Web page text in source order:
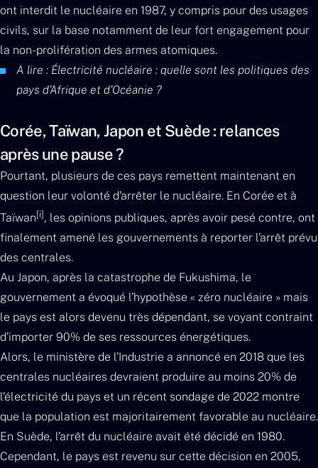
ont interdit le nucléaire en 1987, y compris pour des usages
civils, sur la base notamment de leur fort engagement pour
la non-prolifération des armes atomiques.
A lire : Électricité nucléaire : quelle sont les politiques des
pays d’Afrique et d’Océanie ?
Corée, Taïwan, Japon et Suède : relances
après une pause ?
Pourtant, plusieurs de ces pays remettent maintenant en
question leur volonté d’arrêter le nucléaire. En Corée et à
Taïwan[i], les opinions publiques, après avoir pesé contre, ont
finalement amené les gouvernements à reporter l’arrêt prévu
des centrales.
Au Japon, après la catastrophe de Fukushima, le
gouvernement a évoqué l’hypothèse « zéro nucléaire » mais
le pays est alors devenu très dépendant, se voyant contraint
d’importer 90% de ses ressources énergétiques.
Alors, le ministère de l’Industrie a annoncé en 2018 que les
centrales nucléaires devraient produire au moins 20% de
l’électricité du pays et un récent sondage de 2022 montre
que la population est majoritairement favorable au nucléaire.
En Suède, l’arrêt du nucléaire avait été décidé en 1980.
Cependant, le pays est revenu sur cette décision en 2005,